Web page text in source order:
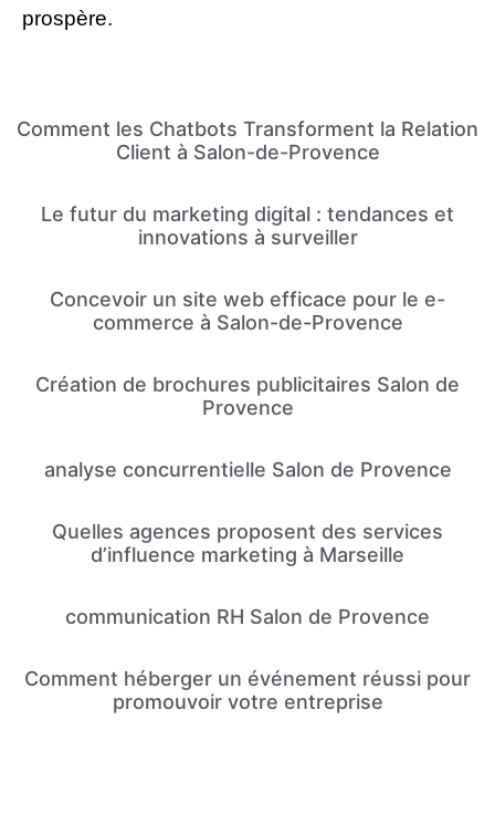
prospère.
Comment les Chatbots Transforment la Relation
Client à Salon-de-Provence
Le futur du marketing digital : tendances et
innovations à surveiller
Concevoir un site web efficace pour le e-
commerce à Salon-de-Provence
Création de brochures publicitaires Salon de
Provence
analyse concurrentielle Salon de Provence
Quelles agences proposent des services
d’influence marketing à Marseille
communication RH Salon de Provence
Comment héberger un événement réussi pour
promouvoir votre entreprise